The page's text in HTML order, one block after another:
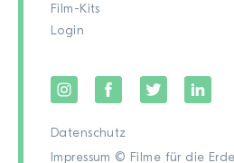
Film-Kits
Login
Datenschutz
Impressum © Filme für die